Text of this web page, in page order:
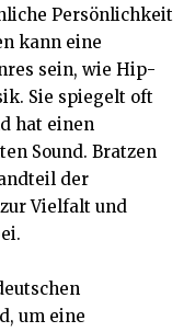
Persönlichkeit
kann eine
sein, wie Hip-
Sie spiegelt oft
hat einen
Sound. Bratzen
der
Vielfalt und
um eine